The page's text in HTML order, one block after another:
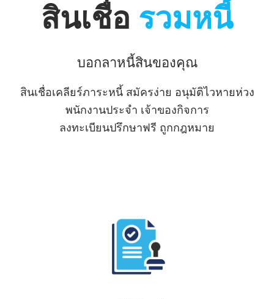
สินเชื่อ รวมหนี้
บอกลาหนี้สินของคุณ
สินเชื่อเคลียร์ภาระหนี้ สมัครง่าย อนุมัติไวหายห่วง
พนักงานประจำ เจ้าของกิจการ
ลงทะเบียนปรึกษาฟรี ถูกกฎหมาย